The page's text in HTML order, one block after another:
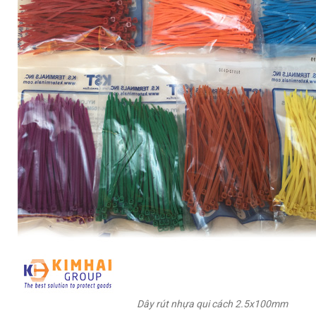
Dây rút nhựa qui cách 2.5x100mm